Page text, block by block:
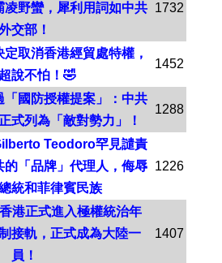
凌野蠻，犀利用詞如中共
交部！
1732
取消香港經貿處特權，
說不怕！🤣
1452
「國防授權提案」：中共
式列為「敵對勢力」！
1288
Teodoro罕見譴責
的「品牌」代理人，侮辱
統和菲律賓民族
1226
港正式進入極權統治年
接軌，正式成為大陸一
員！
1407